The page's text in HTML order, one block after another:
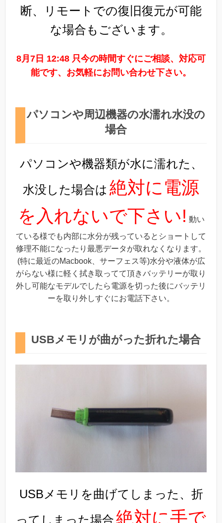
断、リモートでの復旧復元が可能
な場合もございます。
8月7日 12:48 只今の時間すぐにご相談、対応可
能です、お気軽にお問い合わせ下さい。
パソコンや周辺機器の水濡れ水没の
場合
パソコンや機器類が水に濡れた、
水没した場合は 絶対に電源
を入れないで下さい! 動い
ている様でも内部に水分が残っているとショートして
修理不能になったり最悪データが取れなくなります。
(特に最近のMacbook、サーフェス等)水分や液体が広
がらない様に軽く拭き取ってて頂きバッテリーが取り
外し可能なモデルでしたら電源を切った後にバッテリ
ーを取り外しすぐにお電話下さい。
USBメモリが曲がった折れた場合
USBメモリを曲げてしまった、折
ってしまった場合絶対に手で